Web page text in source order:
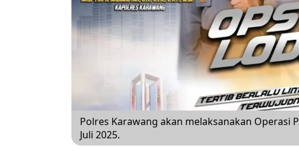
Polres Karawang akan melaksanakan Operasi
Juli 2025.